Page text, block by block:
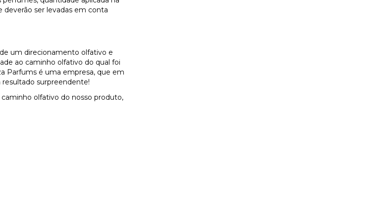
deverão ser levadas em conta
um direcionamento olfativo e
ao caminho olfativo do qual foi
Parfums é uma empresa, que em
surpreendente!
olfativo do nosso produto,